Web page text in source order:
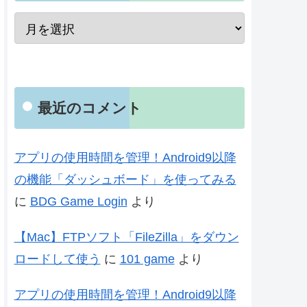
最近のコメント
アプリの使用時間を管理！Android9以降
の機能「ダッシュボード」を使ってみる
に BDG Game Login より
【Mac】FTPソフト「FileZilla」をダウン
ロードして使う に 101 gameより
アプリの使用時間を管理！Android9以降